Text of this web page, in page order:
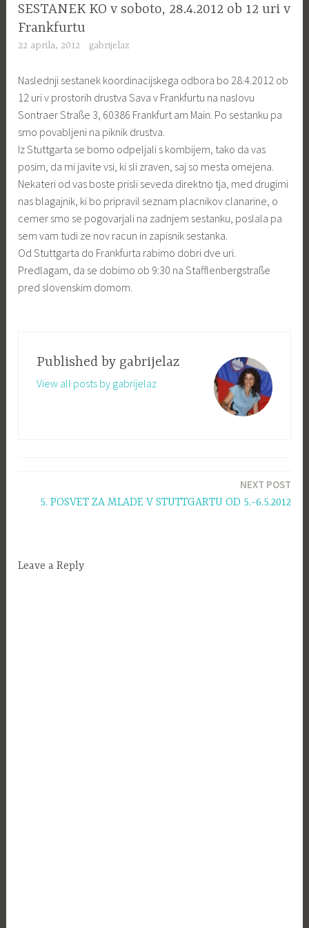
SESTANEK KO v soboto, 28.4.2012 ob 12 uri v
Frankfurtu
22 aprila, 2012 gabrijelaz
Naslednji sestanek koordinacijskega odbora bo 28.4.2012 ob
12 uri v prostorih drustva Sava v Frankfurtu na naslovu
Sontraer Straße 3, 60386 Frankfurt am Main. Po sestanku pa
smo povabljeni na piknik drustva.
Iz Stuttgarta se bomo odpeljali s kombijem, tako da vas
posim, da mi javite vsi, ki sli zraven, saj so mesta omejena.
Nekateri od vas boste prisli seveda direktno tja, med drugimi
nas blagajnik, ki bo pripravil seznam placnikov clanarine, o
cemer smo se pogovarjali na zadnjem sestanku, poslala pa
sem vam tudi ze nov racun in zapisnik sestanka.
Od Stuttgarta do Frankfurta rabimo dobri dve uri.
Predlagam, da se dobimo ob 9:30 na Stafflenbergstraße
pred slovenskim domom.
Published by gabrijelaz
View all posts by gabrijelaz
prispevka
NEXT POST
5. POSVET ZA MLADE V STUTTGARTU OD 5.-6.5.2012
Leave a Reply